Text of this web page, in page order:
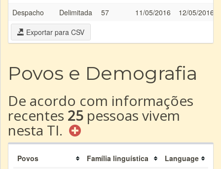
Despacho Delimitada 57 11/05/2016
12/05/2016
Exportar para CSV
Povos e Demografia
De acordo com informações
recentes 25 pessoas vivem
nesta TI.
Povos Família linguística
Language